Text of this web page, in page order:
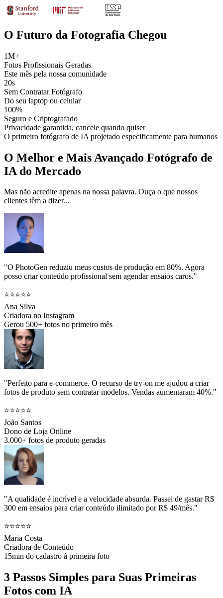
O Futuro da Fotografia Chegou
1M+
Fotos Profissionais Geradas
Este mês pela nossa comunidade
20s
Sem Contratar Fotógrafo
Do seu laptop ou celular
100%
Seguro e Criptografado
Privacidade garantida, cancele quando quiser
O primeiro fotógrafo de IA projetado especificamente para humanos
O Melhor e Mais Avançado Fotógrafo de
IA do Mercado
Mas não acredite apenas na nossa palavra. Ouça o que nossos
clientes têm a dizer...
"O PhotoGen reduziu meus custos de produção em 80%. Agora
posso criar conteúdo profissional sem agendar ensaios caros."
⭐⭐⭐⭐⭐
Ana Silva
Criadora no Instagram
Gerou 500+ fotos no primeiro mês
"Perfeito para e-commerce. O recurso de try-on me ajudou a criar
fotos de produto sem contratar modelos. Vendas aumentaram 40%."
⭐⭐⭐⭐⭐
João Santos
Dono de Loja Online
3.000+ fotos de produto geradas
"A qualidade é incrível e a velocidade absurda. Passei de gastar R$
300 em ensaios para criar conteúdo ilimitado por R$ 49/mês."
⭐⭐⭐⭐⭐
Maria Costa
Criadora de Conteúdo
15min do cadastro à primeira foto
3 Passos Simples para Suas Primeiras
Fotos com IA